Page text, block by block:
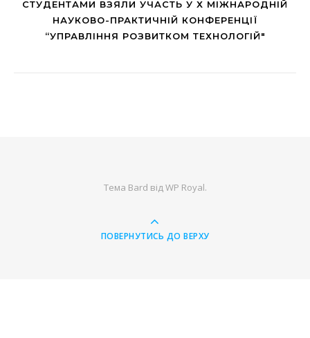
СТУДЕНТАМИ ВЗЯЛИ УЧАСТЬ У Х МІЖНАРОДНІЙ
НАУКОВО-ПРАКТИЧНІЙ КОНФЕРЕНЦІЇ
“УПРАВЛІННЯ РОЗВИТКОМ ТЕХНОЛОГІЙ"
Тема Bard відWP Royal.
ПОВЕРНУТИСЬ ДО ВЕРХУ